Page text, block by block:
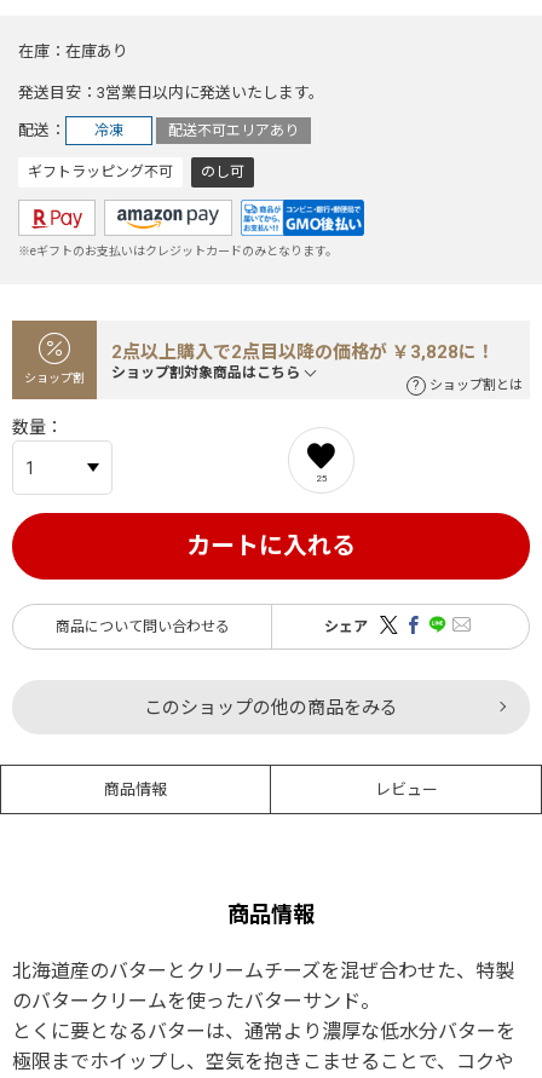
在庫 在庫あり
発送目安 3営業日以内に発送いたします。
配送 冷凍 配送不可エリアあり
ギフトラッピング不可 のし可
※eギフトのお支払いはクレジットカードのみとなります。
ショップ割
2点以上購入で2点目以降の価格が ￥3,828に！
ショップ割対象商品はこちら
ショップ割とは
数量
25
カートに入れる
商品について問い合わせる シェア
このショップの他の商品をみる
商品情報 レビュー
商品情報
北海道産のバターとクリームチーズを混ぜ合わせた、特製
のバタークリームを使ったバターサンド。
とくに要となるバターは、通常より濃厚な低水分バターを
極限までホイップし、空気を抱きこませることで、コクや